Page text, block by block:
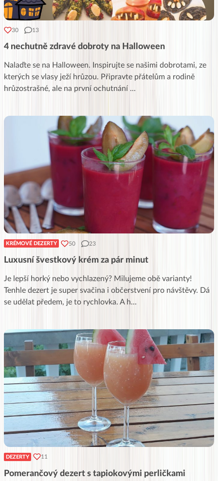
30 13
4 nechutně zdravé dobroty na Halloween
Nalaďte se na Halloween. Inspirujte se našimi dobrotami, ze
kterých se vlasy ježí hrůzou. Připravte přátelům a rodině
hrůzostrašné, ale na první ochutnání ...
KRÉMOVÉ DEZERTY 50 23
Luxusní švestkový krém za pár minut
Je lepší horký nebo vychlazený? Milujeme obě varianty!
Tenhle dezert je super svačina i občerstvení pro návštěvy. Dá
se udělat předem, je to rychlovka. A h...
DEZERTY 11
Pomerančový dezert s tapiokovými perličkami